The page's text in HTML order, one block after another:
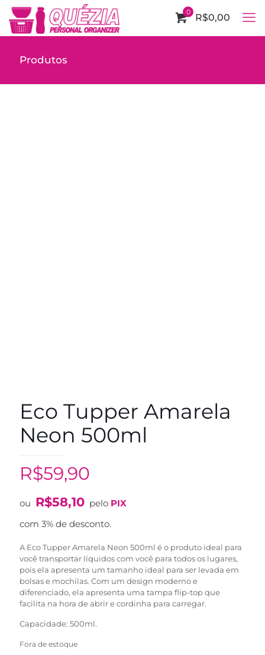
0 R$0,00
Produtos
Eco Tupper Amarela
Neon 500ml
R$59,90
ou R$58,10 pelo PIX
com 3% de desconto.
A Eco Tupper Amarela Neon 500ml é o produto ideal para
você transportar líquidos com você para todos os lugares,
pois ela apresenta um tamanho ideal para ser levada em
bolsas e mochilas. Com um design moderno e
diferenciado, ela apresenta uma tampa flip-top que
facilita na hora de abrir e cordinha para carregar.
Capacidade: 500ml.
Fora de estoque